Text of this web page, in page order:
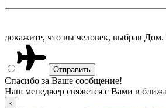
докажите, что вы человек, выбрав Дом.
Спасибо за Ваше сообщение!
Наш менеджер свяжется с Вами в